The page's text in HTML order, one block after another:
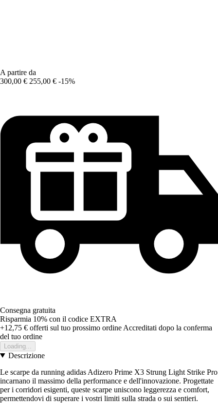
A partire da
300,00 € 255,00 € -15%
Consegna gratuita
Risparmia 10% con il codice EXTRA
+12,75 € offerti sul tuo prossimo ordine Accreditati dopo la conferma
del tuo ordine
Loading...
Descrizione
Le scarpe da running adidas Adizero Prime X3 Strung Light Strike Pro
incarnano il massimo della performance e dell'innovazione. Progettate
per i corridori esigenti, queste scarpe uniscono leggerezza e comfort,
permettendovi di superare i vostri limiti sulla strada o sui sentieri.